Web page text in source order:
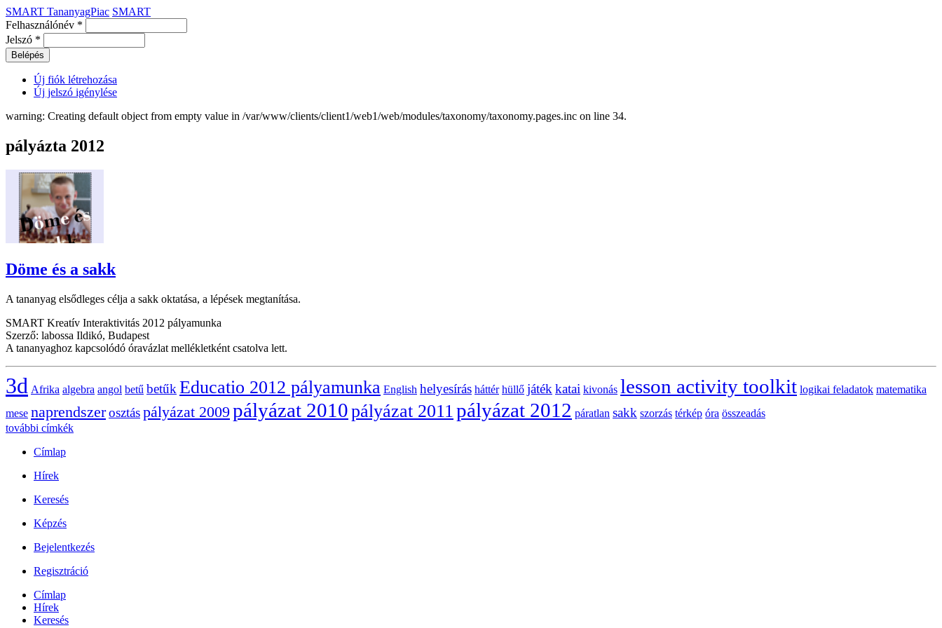
SMART TananyagPiac SMART
Felhasználónév *
Jelszó *
Új fiók létrehozása
Új jelszó igénylése
warning: Creating default object from empty value in /var/www/clients/client1/web1/web/modules/taxonomy/taxonomy.pages.inc on line 34.
pályázta 2012
Döme és a sakk
A tananyag elsődleges célja a sakk oktatása, a lépések megtanítása.
SMART Kreatív Interaktivitás 2012 pályamunka
Szerző: labossa Ildikó, Budapest
A tananyaghoz kapcsolódó óravázlat mellékletként csatolva lett.
3d Afrika algebra angol betű betűk Educatio 2012 pályamunka English helyesírás háttér hüllő játék katai kivonás lesson activity toolkit logikai feladatok matematika
mese naprendszerosztáspályázat 2009 pályázat 2010pályázat 2011 pályázat 2012 páratlan sakk szorzás térkép óra összeadás
további címkék
Címlap
Hírek
Keresés
Képzés
Bejelentkezés
Regisztráció
Címlap
Hírek
Keresés